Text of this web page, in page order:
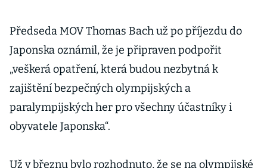
Předseda MOV Thomas Bach už po příjezdu do
Japonska oznámil, že je připraven podpořit
„veškerá opatření, která budou nezbytná k
zajištění bezpečných olympijských a
paralympijských her pro všechny účastníky i
obyvatele Japonska“.
Už v březnu bylo rozhodnuto, že se na olympijské